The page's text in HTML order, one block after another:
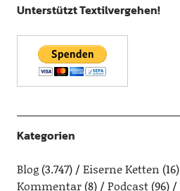
Unterstützt Textilvergehen!
Kategorien
Blog(3.747) Eiserne Ketten (16)
Kommentar(8) Podcast(96)